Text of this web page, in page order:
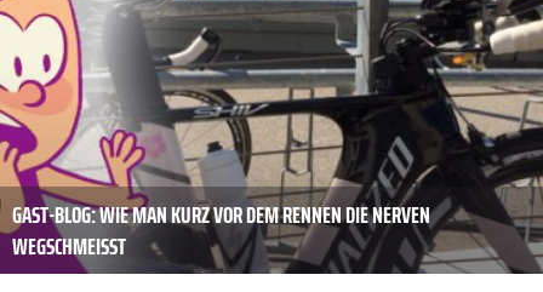
GAST-BLOG: WIE MAN KURZ VOR DEM RENNEN DIE NERVEN
WEGSCHMEISST